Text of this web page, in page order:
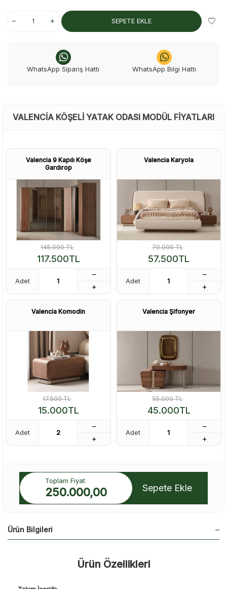
SEPETE EKLE
WhatsApp Sipariş Hattı WhatsApp Bilgi Hattı
VALENCIA KÖŞELI YATAK ODASI MODÜL FIYATLARI
Valencia 9 Kapılı Köşe
Gardırop
145.000TL
117.500TL
Adet
Valencia Karyola
70.000TL
57.500TL
Adet
Valencia Komodin
17.500TL
15.000TL
Adet
Valencia Şifonyer
55.000TL
45.000TL
Adet
Toplam Fiyat
250.000,00 Sepete Ekle
Ürün Bilgileri
Ürün Özellikleri